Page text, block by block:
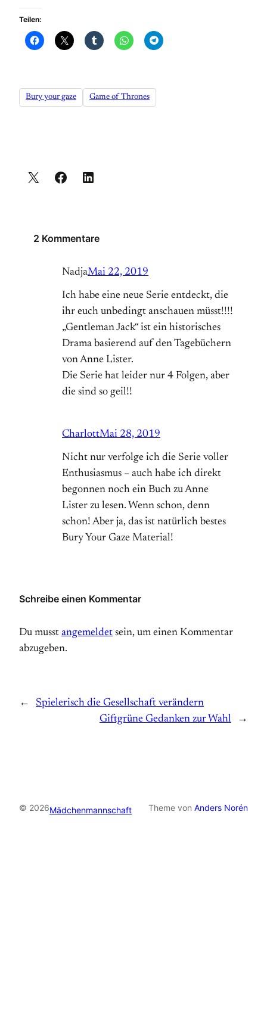
Teilen:
Bury your gaze Game of Thrones
2 Kommentare
NadjaMai 22, 2019
Ich habe eine neue Serie entdeckt, die
ihr euch unbedingt anschauen müsst!!!!
„Gentleman Jack“ ist ein historisches
Drama basierend auf den Tagebüchern
von Anne Lister.
Die Serie hat leider nur 4 Folgen, aber
die sind so geil!!
CharlottMai 28, 2019
Nicht nur verfolge ich die Serie voller
Enthusiasmus – auch habe ich direkt
begonnen noch ein Buch zu Anne
Lister zu lesen. Wenn schon, denn
schon! Aber ja, das ist natürlich bestes
Bury Your Gaze Material!
Schreibe einen Kommentar
Du musst angemeldet sein, um einen Kommentar
abzugeben.
←
Spielerisch die Gesellschaft verändern
Giftgrüne Gedanken zur Wahl
→
© 2026Mädchenmannschaft Theme von Anders Norén